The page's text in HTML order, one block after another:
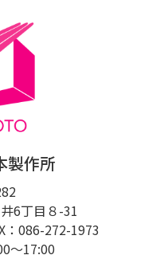
製作所
6丁目８-31
：086-272-1973
〜17:00